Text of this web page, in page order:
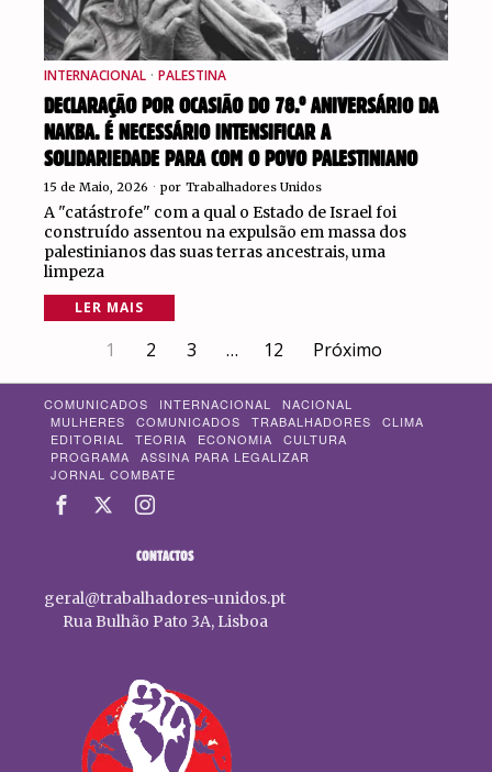
INTERNACIONAL · PALESTINA
DECLARAÇÃO POR OCASIÃO DO 78.º ANIVERSÁRIO DA
NAKBA. É NECESSÁRIO INTENSIFICAR A
SOLIDARIEDADE PARA COM O POVO PALESTINIANO
15 de Maio, 2026 por Trabalhadores Unidos
A "catástrofe" com a qual o Estado de Israel foi
construído assentou na expulsão em massa dos
palestinianos das suas terras ancestrais, uma
limpeza
LER MAIS
1 2 3 … 12 Próximo
COMUNICADOS INTERNACIONAL
NACIONAL
MULHERES
COMUNICADOS TRABALHADORES
CLIMA
EDITORIAL
TEORIA ECONOMIA
CULTURA
PROGRAMA
ASSINA PARA LEGALIZAR
JORNAL COMBATE
CONTACTOS
geral@trabalhadores-unidos.pt
Rua Bulhão Pato 3A, Lisboa